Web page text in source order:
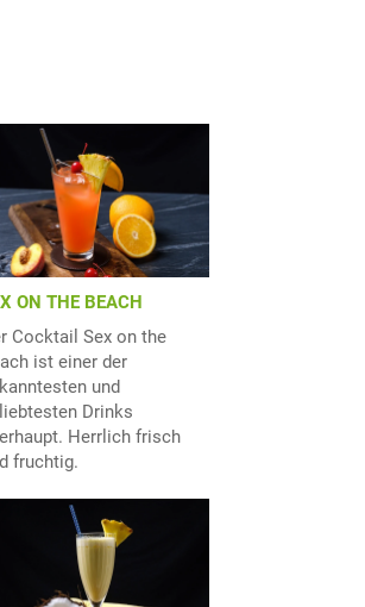
ON THE BEACH
Cocktail Sex on the
ist einer der
und
Drinks
Herrlich frisch
fruchtig.